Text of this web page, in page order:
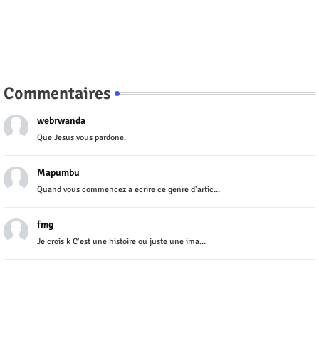
Commentaires
webrwanda
Que Jesus vous pardone.
Mapumbu
Quand vous commencez a ecrire ce genre d'artic...
fmg
Je crois k C'est une histoire ou juste une ima...